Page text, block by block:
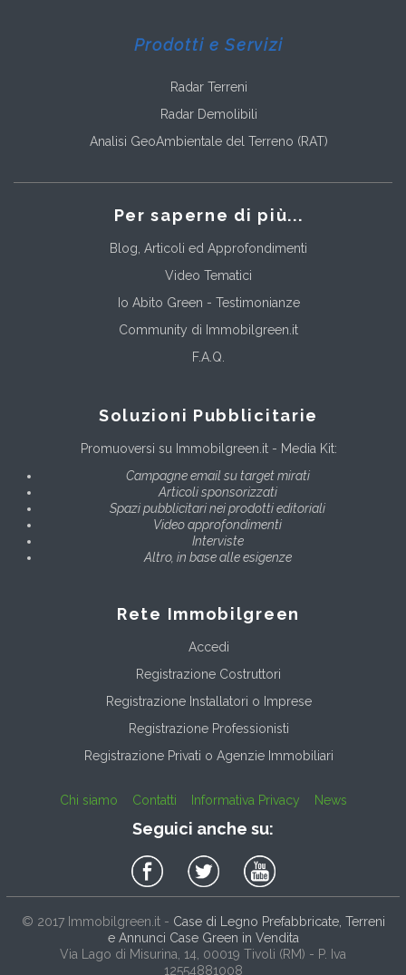
Prodotti e Servizi
Radar Terreni
Radar Demolibili
Analisi GeoAmbientale del Terreno (RAT)
Per saperne di più...
Blog, Articoli ed Approfondimenti
Video Tematici
Io Abito Green - Testimonianze
Community di Immobilgreen.it
F.A.Q.
Soluzioni Pubblicitarie
Promuoversi su Immobilgreen.it - Media Kit:
Campagne email su target mirati
Articoli sponsorizzati
Spazi pubblicitari nei prodotti editoriali
Video approfondimenti
Interviste
Altro, in base alle esigenze
Rete Immobilgreen
Accedi
Registrazione Costruttori
Registrazione Installatori o Imprese
Registrazione Professionisti
Registrazione Privati o Agenzie Immobiliari
Chi siamo Contatti Informativa Privacy News
Seguici anche su:
© 2017 Immobilgreen.it- Case di Legno Prefabbricate, Terreni
e Annunci Case Green in Vendita
Via Lago di Misurina, 14 , 00019 Tivoli (RM) - P. Iva
12554881008